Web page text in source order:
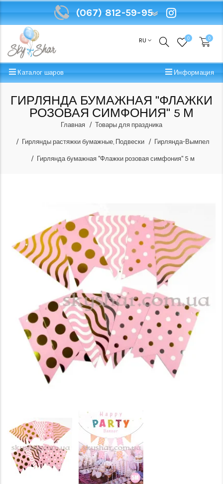
(067) 812-59-95
RU 0 0
Каталог шаров Информация
ГИРЛЯНДА БУМАЖНАЯ "ФЛАЖКИ
РОЗОВАЯ СИМФОНИЯ" 5 М
Главная Товары для праздника
Гирлянды растяжки бумажные, Подвески Гирлянда-Вымпел
Гирлянда бумажная "Флажки розовая симфония" 5 м